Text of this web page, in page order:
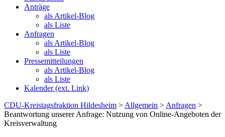
Anträge
als Artikel-Blog
als Liste
Anfragen
als Artikel-Blog
als Liste
Pressemitteilungen
als Artikel-Blog
als Liste
Kalender (ext. Link)
CDU-Kreistagsfraktion Hildesheim > Allgemein > Anfragen >
Beantwortung unserer Anfrage: Nutzung von Online-Angeboten der
Kreisverwaltung